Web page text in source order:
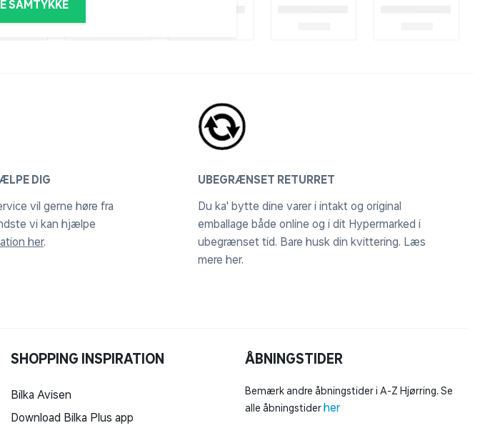
SAMTYKKE
DIG
vil gerne høre fra
vi kan hjælpe
her.
UBEGRÆNSET RETURRET
Du ka' bytte dine varer i intakt og original
emballage både online og i dit Hypermarked i
ubegrænset tid. Bare husk din kvittering. Læs
mere her.
SHOPPING INSPIRATION
Bilka Avisen
Download Bilka Plus app
ÅBNINGSTIDER
Bemærk andre åbningstider i A-Z Hjørring. Se
alle åbningstiderher